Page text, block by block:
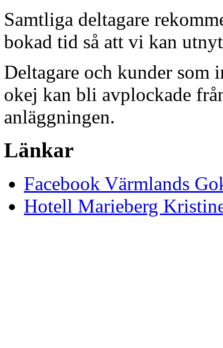
Samtliga deltagare
bokad tid så att vi kan
Deltagare och kunder som
okej kan bli avplockade
anläggningen.
Länkar
Facebook Värmlands
Hotell Marieberg